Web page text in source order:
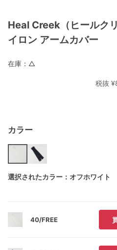
Heal Creek（ヒールク
イロン アームカバー
税抜
カラー
選択されたカラー：オフホワイト
40/FREE
在庫： △